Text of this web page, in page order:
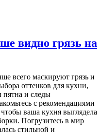
видно грязь на
всего маскируют грязь и
оттенков для кухни,
пятна и следы
с рекомендациями
ваша кухня выглядела
Погрузитесь в мир
стильной и